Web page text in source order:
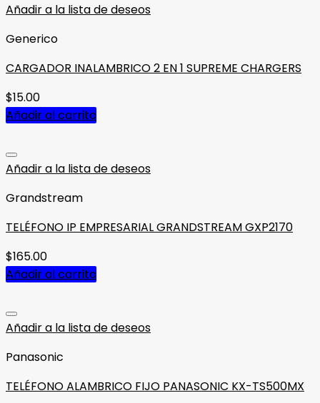
Añadir a la lista de deseos
Generico
CARGADOR INALAMBRICO 2 EN 1 SUPREME CHARGERS
$15.00
Añadir al carrito
Añadir a la lista de deseos
Grandstream
TELÉFONO IP EMPRESARIAL GRANDSTREAM GXP2170
$165.00
Añadir al carrito
Añadir a la lista de deseos
Panasonic
TELÉFONO ALAMBRICO FIJO PANASONIC KX-TS500MX